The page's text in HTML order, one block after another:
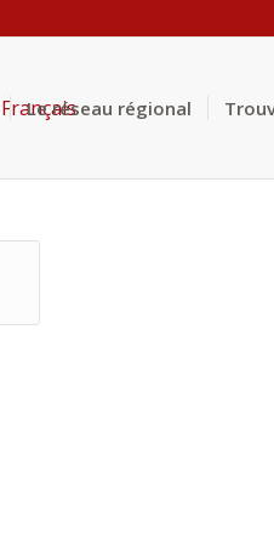
Le réseau régional